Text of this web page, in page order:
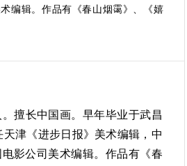
编辑。作品有《春山烟霭》、《嬉
擅长中国画。早年毕业于武昌
津《进步日报》美术编辑，中
影公司美术编辑。作品有《春